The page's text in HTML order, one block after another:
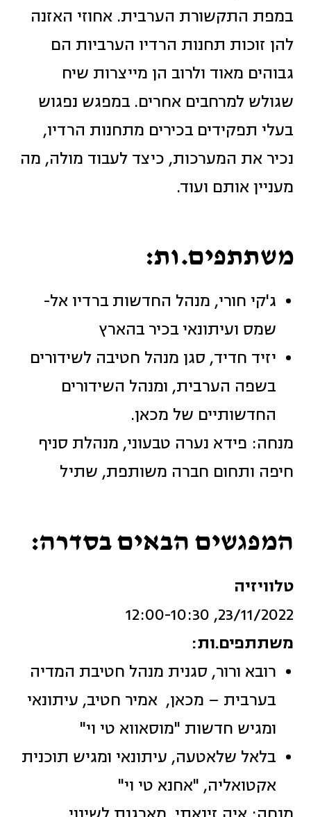
במפת התקשורת הערבית. אחוזי האזנה
להן זוכות תחנות הרדיו הערביות הם
גבוהים מאוד ולרוב הן מייצרות שיח
שגולש למרחבים אחרים. במפגש נפגוש
בעלי תפקידים בכירים מתחנות הרדיו,
נכיר את המערכות, כיצד לעבוד מולה, מה
מעניין אותם ועוד.
משתתפים.ות:
ג'קי חורי, מנהל החדשות ברדיו אל-
שמס ועיתונאי בכיר בהארץ
יזיד חדיד, סגן מנהל חטיבה לשידורים
בשפה הערבית, ומנהל השידורים
החדשותיים של מכאן.
מנחה: פידא נערה טבעוני, מנהלת סניף
חיפה ותחום חברה משותפת, שתיל
המפגשים הבאים בסדרה:
טלוויזיה
23/11/2022, 12:00-10:30
משתתפים.ות:
רובא ורור, סגנית מנהל חטיבת המדיה
בערבית – מכאן, אמיר חטיב, עיתונאי
ומגיש חדשות "מוסאווא טי וי"
בלאל שלאטעה, עיתונאי ומגיש תוכנית
אקטואליה, "אחנא טי וי"